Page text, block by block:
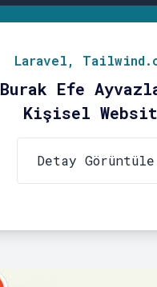
Laravel,
Burak Efe
Kişisel
Detay Görüntüle